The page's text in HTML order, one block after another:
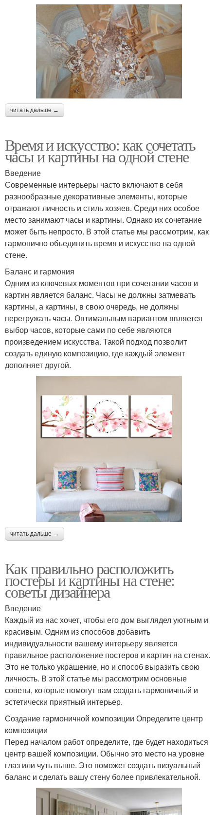
читать дальше →
Время и искусство: как сочетать
часы и картины на одной стене
Введение
Современные интерьеры часто включают в себя
разнообразные декоративные элементы, которые
отражают личность и стиль хозяев. Среди них особое
место занимают часы и картины. Однако их сочетание
может быть непросто. В этой статье мы рассмотрим, как
гармонично объединить время и искусство на одной
стене.
Баланс и гармония
Одним из ключевых моментов при сочетании часов и
картин является баланс. Часы не должны затмевать
картины, а картины, в свою очередь, не должны
перегружать часы. Оптимальным вариантом является
выбор часов, которые сами по себе являются
произведением искусства. Такой подход позволит
создать единую композицию, где каждый элемент
дополняет другой.
читать дальше →
Как правильно расположить
постеры и картины на стене:
советы дизайнера
Введение
Каждый из нас хочет, чтобы его дом выглядел уютным и
красивым. Одним из способов добавить
индивидуальности вашему интерьеру является
правильное расположение постеров и картин на стенах.
Это не только украшение, но и способ выразить свою
личность. В этой статье мы рассмотрим основные
советы, которые помогут вам создать гармоничный и
эстетически приятный интерьер.
Создание гармоничной композиции Определите центр
композиции
Перед началом работ определите, где будет находиться
центр вашей композиции. Обычно это место на уровне
глаз или чуть выше. Это поможет создать визуальный
баланс и сделать вашу стену более привлекательной.